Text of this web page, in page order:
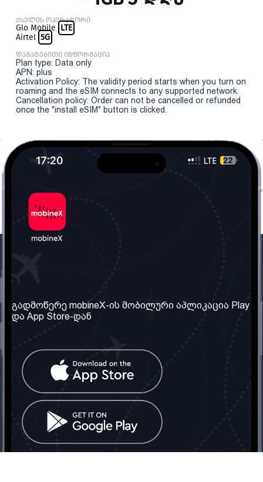
ქსელის ოპერატორი
Glo Mobile LTE
Airtel 5G
დამატებითი ინფორმაცია
Plan type: Data only
APN: plus
Activation Policy: The validity period starts when you turn on
roaming and the eSIM connects to any supported network.
Cancellation policy: Order can not be cancelled or refunded
once the "install eSIM" button is clicked.
ჩვენ შესახებ
ჩვენი სერვისები
წესები და პირობები
კითხვები
კონტაქტი
საქართველო: თბილისი
ტელ: 032 2 04 00 50
ელ. ფოსტა:
info@mobinex.ge
სოციალური ქსელი
გადმოწერე mobineX-ის მობილური აპლიკაცია Play
და App Store-დან